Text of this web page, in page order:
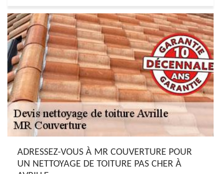
ADRESSEZ-VOUS À MR COUVERTURE POUR
UN NETTOYAGE DE TOITURE PAS CHER À